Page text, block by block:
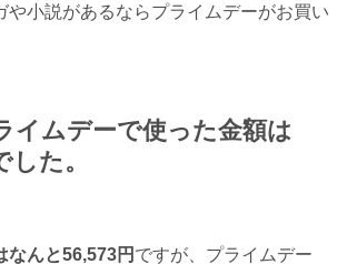
や小説があるならプライムデーがお買い
イムデーで使った金額は
た。
なんと56,573円 ですが、プライムデー